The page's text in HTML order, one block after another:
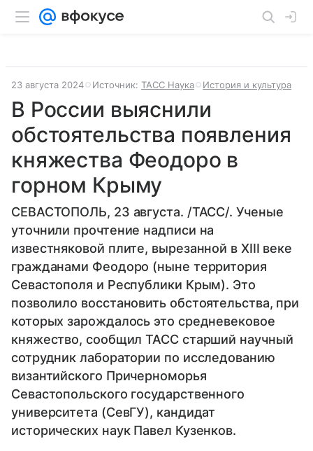
23 августа 2024 Источник: ТАСС Наука История и культура
В России выяснили
обстоятельства появления
княжества Феодоро в
горном Крыму
СЕВАСТОПОЛЬ, 23 августа. /ТАСС/. Ученые
уточнили прочтение надписи на
известняковой плите, вырезанной в XIII веке
гражданами Феодоро (ныне территория
Севастополя и Республики Крым). Это
позволило восстановить обстоятельства, при
которых зарождалось это средневековое
княжество, сообщил ТАСС старший научный
сотрудник лаборатории по исследованию
византийского Причерноморья
Севастопольского государственного
университета (СевГУ), кандидат
исторических наук Павел Кузенков.